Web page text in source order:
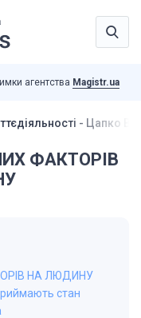
агентства Magistr.ua
- Цапко
ФАКТОРІВ
НА ЛЮДИНУ
стан